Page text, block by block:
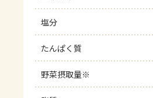
塩分
たんぱく質
野菜摂取量※